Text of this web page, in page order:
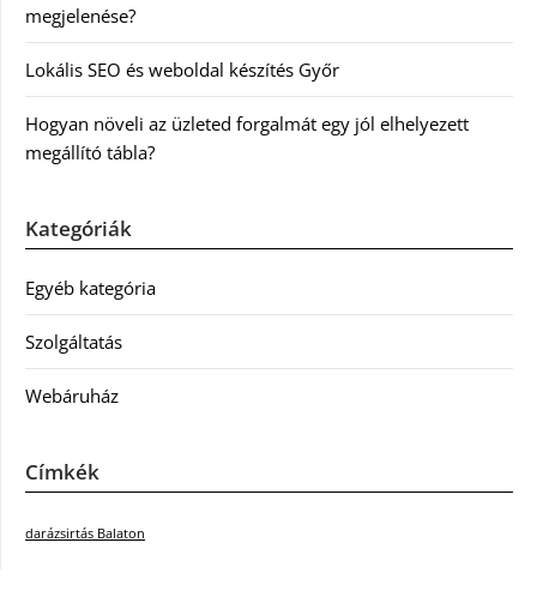
megjelenése?
Lokális SEO és weboldal készítés Győr
Hogyan növeli az üzleted forgalmát egy jól elhelyezett
megállító tábla?
Kategóriák
Egyéb kategória
Szolgáltatás
Webáruház
Címkék
darázsirtás Balaton